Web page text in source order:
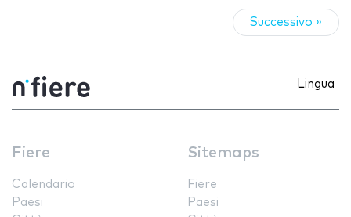
Successivo »
Lingua
Fiere
Calendario
Paesi
Sitemaps
Fiere
Paesi